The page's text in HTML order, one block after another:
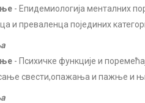
- Епидемиологија менталних
и преваленца појединих
- Психичке функције и
свести,опажања и пажње и